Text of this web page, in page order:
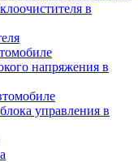
в
напряжения в
управления в